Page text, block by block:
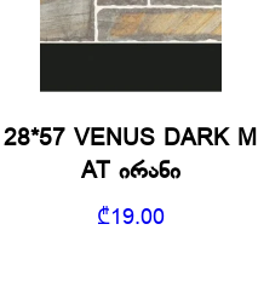
28*57 VENUS DARK M
AT ირანი
₾19.00